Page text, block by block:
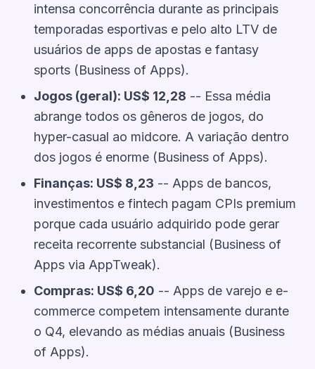
intensa concorrência durante as principais
temporadas esportivas e pelo alto LTV de
usuários de apps de apostas e fantasy
sports (Business of Apps).
Jogos (geral): US$ 12,28 -- Essa média
abrange todos os gêneros de jogos, do
hyper-casual ao midcore. A variação dentro
dos jogos é enorme (Business of Apps).
Finanças: US$ 8,23 -- Apps de bancos,
investimentos e fintech pagam CPIs premium
porque cada usuário adquirido pode gerar
receita recorrente substancial (Business of
Apps via AppTweak).
Compras: US$ 6,20 -- Apps de varejo e e-
commerce competem intensamente durante
o Q4, elevando as médias anuais (Business
of Apps).